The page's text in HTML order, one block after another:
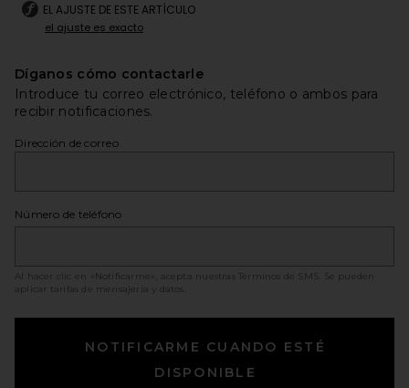
EL AJUSTE DE ESTE ARTÍCULO
el ajuste es exacto
Díganos cómo contactarle
Introduce tu correo electrónico, teléfono o ambos para
recibir notificaciones.
Dirección de correo
Número de teléfono
Al hacer clic en «Notificarme», acepta nuestras Términos de SMS
. Se pueden
aplicar tarifas de mensajería y datos.
NOTIFICARME CUANDO ESTÉ
DISPONIBLE